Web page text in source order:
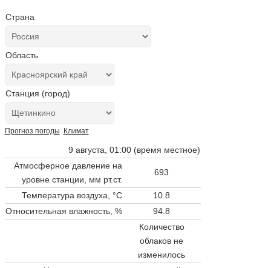
Страна
Область
Станция (город)
Прогноз погоды Климат
9 августа, 01:00 (время местное)
Атмосферное давление на
уровне станции, мм рт.ст.
693
Температура воздуха, °C
10.8
Относительная влажность, %
94.8
Количество
облаков не
изменилось